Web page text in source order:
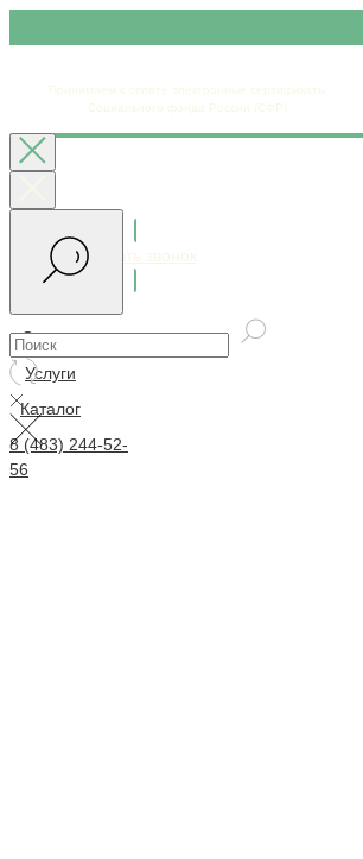
Принимаем к оплате электронные сертификаты
Социального фонда России (СФР)
Заказать звонок
Доставка
Оплата
Услуги
Каталог
8 (483) 244-52-
56